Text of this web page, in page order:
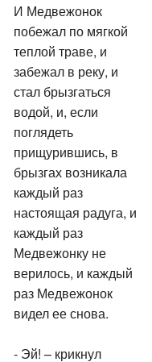
И Медвежонок
побежал по мягкой
теплой траве, и
забежал в реку, и
стал брызгаться
водой, и, если
поглядеть
прищурившись, в
брызгах возникала
каждый раз
настоящая радуга, и
каждый раз
Медвежонку не
верилось, и каждый
раз Медвежонок
видел ее снова.
- Эй! – крикнул